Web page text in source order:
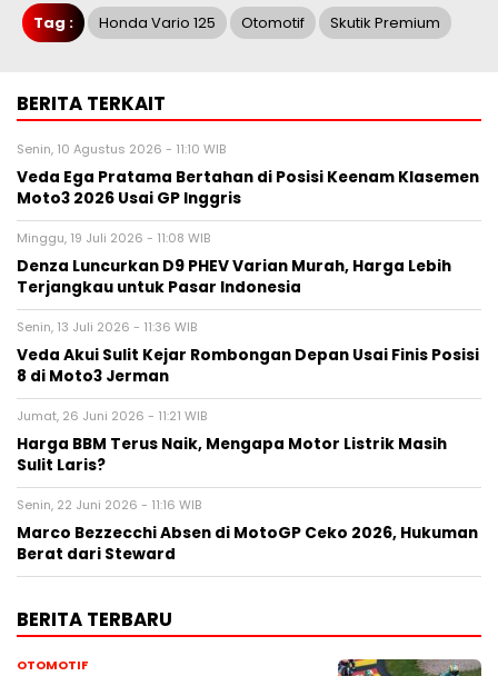
Tag : Honda Vario 125 Otomotif Skutik Premium
BERITA TERKAIT
Senin, 10 Agustus 2026 - 11:10 WIB
Veda Ega Pratama Bertahan di Posisi Keenam Klasemen
Moto3 2026 Usai GP Inggris
Minggu, 19 Juli 2026 - 11:08 WIB
Denza Luncurkan D9 PHEV Varian Murah, Harga Lebih
Terjangkau untuk Pasar Indonesia
Senin, 13 Juli 2026 - 11:36 WIB
Veda Akui Sulit Kejar Rombongan Depan Usai Finis Posisi
8 di Moto3 Jerman
Jumat, 26 Juni 2026 - 11:21 WIB
Harga BBM Terus Naik, Mengapa Motor Listrik Masih
Sulit Laris?
Senin, 22 Juni 2026 - 11:16 WIB
Marco Bezzecchi Absen di MotoGP Ceko 2026, Hukuman
Berat dari Steward
BERITA TERBARU
OTOMOTIF